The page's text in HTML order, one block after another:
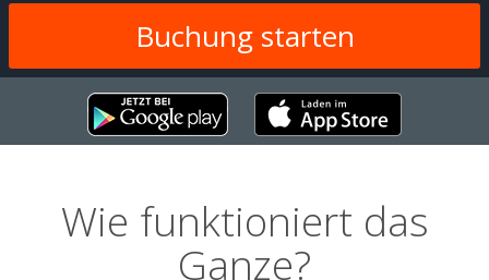
Wie funktioniert das
Ganze?